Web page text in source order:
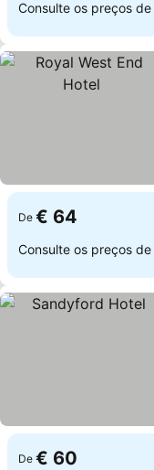
Consulte os preços de
De € 64
Consulte os preços de
De € 60